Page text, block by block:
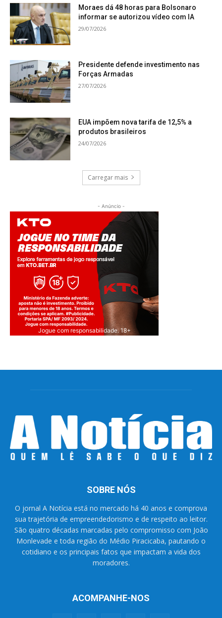
Moraes dá 48 horas para Bolsonaro
informar se autorizou vídeo com IA
29/07/2026
Presidente defende investimento nas
Forças Armadas
27/07/2026
EUA impõem nova tarifa de 12,5% a
produtos brasileiros
24/07/2026
Carregar mais
- Anúncio -
Jogue com responsabilidade. 18+
SOBRE NÓS
O jornal A Notícia está no mercado há 40 anos e comprova
sua trajetória de empreendedorismo e de respeito ao leitor.
São quatro décadas marcadas pelo compromisso com João
Monlevade e toda região do Médio Piracicaba, pautando o
cotidiano e os principais fatos que impactam a vida dos
moradores.
ACOMPANHE-NOS